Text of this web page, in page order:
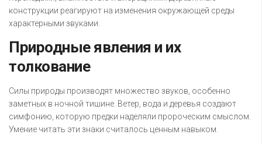
конструкции реагируют на изменения окружающей среды
характерными звуками.
Природные явления и их
толкование
Силы природы производят множество звуков, особенно
заметных в ночной тишине. Ветер, вода и деревья создают
симфонию, которую предки наделяли пророческим смыслом.
Умение читать эти знаки считалось ценным навыком.